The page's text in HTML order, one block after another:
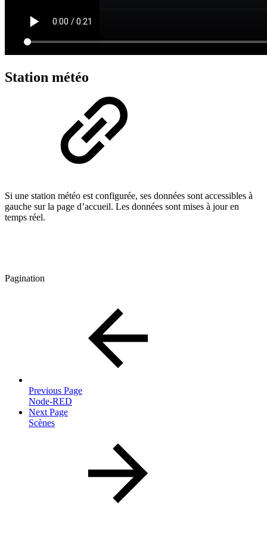
Station météo
Si une station météo est configurée, ses données sont accessibles à
gauche sur la page d’accueil. Les données sont mises à jour en
temps réel.
Pagination
Previous Page
Node-RED
Next Page
Scènes